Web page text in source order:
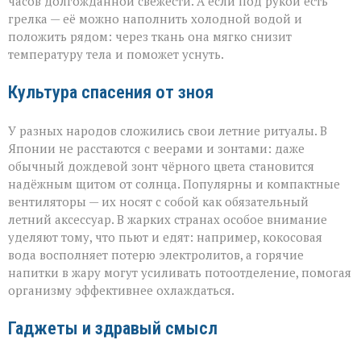
грелка — её можно наполнить холодной водой и
положить рядом: через ткань она мягко снизит
температуру тела и поможет уснуть.
Культура спасения от зноя
У разных народов сложились свои летние ритуалы. В
Японии не расстаются с веерами и зонтами: даже
обычный дождевой зонт чёрного цвета становится
надёжным щитом от солнца. Популярны и компактные
вентиляторы — их носят с собой как обязательный
летний аксессуар. В жарких странах особое внимание
уделяют тому, что пьют и едят: например, кокосовая
вода восполняет потерю электролитов, а горячие
напитки в жару могут усиливать потоотделение, помогая
организму эффективнее охлаждаться.
Гаджеты и здравый смысл